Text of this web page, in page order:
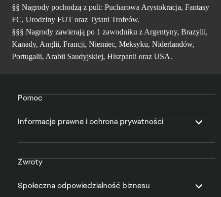
§§ Nagrody pochodzą z puli: Pucharowa Arystokracja, Fantasy
FC, Urodziny FUT oraz Tytani Trofeów.
§§§ Nagrody zawierają po 1 zawodniku z Argentyny, Brazylii,
Kanady, Anglii, Francji, Niemiec, Meksyku, Niderlandów,
Portugalii, Arabii Saudyjskiej, Hiszpanii oraz USA.
Pomoc
Informacje prawne i ochrona prywatności
Zwroty
Społeczna odpowiedzialność biznesu